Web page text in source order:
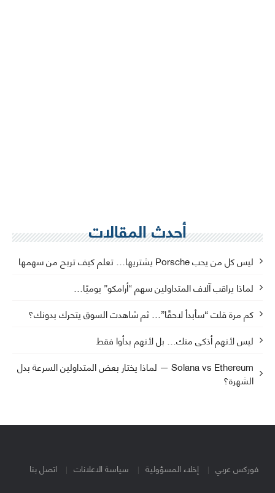
أحدث المقالات
ليس كل من يحب Porsche يشتريها… تعلم كيف تربح من سهمها
لماذا يراقب آلاف المتداولين سهم “أرامكو” يوميًا…
كم مرة قلت “سأبدأ لاحقًا”… ثم شاهدت السوق يتحرك بدونك؟
ليس لأنهم أذكى منك… بل لأنهم بدأوا فقط
Solana vs Ethereum — لماذا يختار بعض المتداولين السرعة بدل
الشهرة؟
فوركس عربي إخلاء المسؤولية سياسة الاعلانات اتصل بنا